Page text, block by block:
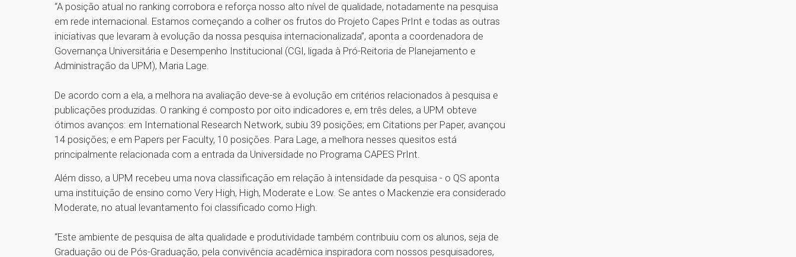
“A posição atual no ranking corrobora e reforça nosso alto nível de qualidade, notadamente na pesquisa
em rede internacional. Estamos começando a colher os frutos do Projeto Capes PrInt e todas as outras
iniciativas que levaram à evolução da nossa pesquisa internacionalizada”, aponta a coordenadora de
Governança Universitária e Desempenho Institucional (CGI, ligada à Pró-Reitoria de Planejamento e
Administração da UPM), Maria Lage.
De acordo com a ela, a melhora na avaliação deve-se à evolução em critérios relacionados à pesquisa e
publicações produzidas. O ranking é composto por oito indicadores e, em três deles, a UPM obteve
ótimos avanços: em International Research Network, subiu 39 posições; em Citations per Paper, avançou
14 posições; e em Papers per Faculty, 10 posições. Para Lage, a melhora nesses quesitos está
principalmente relacionada com a entrada da Universidade no Programa CAPES PrInt.
Além disso, a UPM recebeu uma nova classificação em relação à intensidade da pesquisa - o QS aponta
uma instituição de ensino como Very High, High, Moderate e Low. Se antes o Mackenzie era considerado
Moderate, no atual levantamento foi classificado como High.
“Este ambiente de pesquisa de alta qualidade e produtividade também contribuiu com os alunos, seja de
Graduação ou de Pós-Graduação, pela convivência acadêmica inspiradora com nossos pesquisadores,